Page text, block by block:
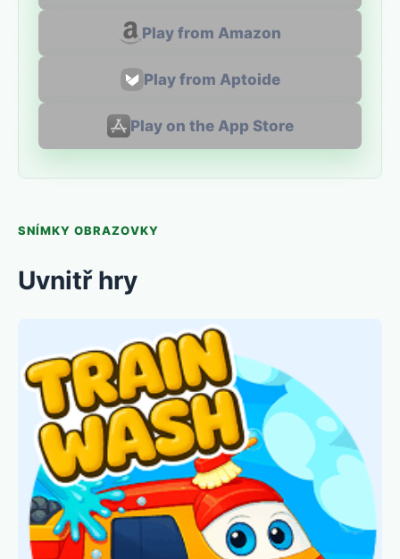
Play from Amazon
Play from Aptoide
Play on the App Store
SNÍMKY OBRAZOVKY
Uvnitř hry